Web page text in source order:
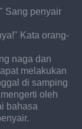
Sang penyair
Kata orang-
naga dan
melakukan
di samping
oleh
bahasa